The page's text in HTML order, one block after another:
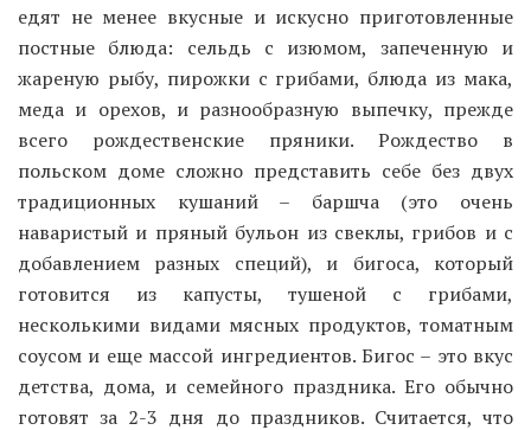
едят не менее вкусные и искусно приготовленные
постные блюда: сельдь с изюмом, запеченную и
жареную рыбу, пирожки с грибами, блюда из мака,
меда и орехов, и разнообразную выпечку, прежде
всего рождественские пряники. Рождество в
польском доме сложно представить себе без двух
традиционных кушаний – баршча (это очень
наваристый и пряный бульон из свеклы, грибов и с
добавлением разных специй), и бигоса, который
готовится из капусты, тушеной с грибами,
несколькими видами мясных продуктов, томатным
соусом и еще массой ингредиентов. Бигос – это вкус
детства, дома, и семейного праздника. Его обычно
готовят за 2-3 дня до праздников. Считается, что